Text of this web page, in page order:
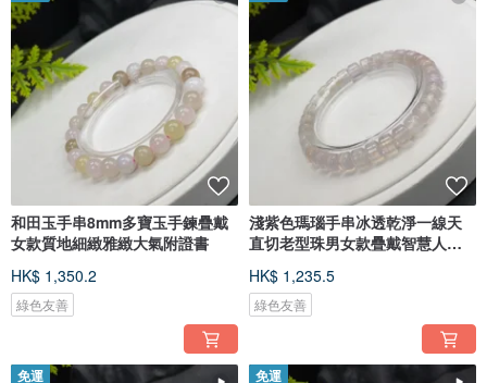
和田玉手串8mm多寶玉手鍊疊戴
女款質地細緻雅緻大氣附證書
HK$ 1,350.2
綠色友善
淺紫色瑪瑙手串冰透乾淨一線天
直切老型珠男女款疊戴智慧人緣
HK$ 1,235.5
綠色友善
免運 免運